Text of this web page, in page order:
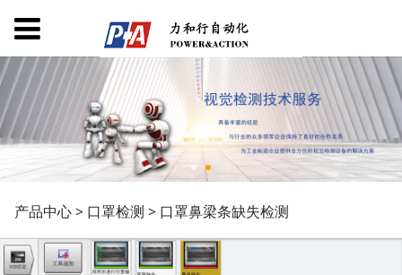
口罩鼻梁条缺失检测
产品中心> 口罩检测 > 口罩鼻梁条缺失检测